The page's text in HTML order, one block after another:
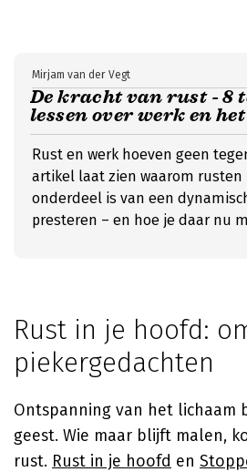
De kracht van rust - 8
lessen over werk en
Mirjam van der Vegt
Rust en werk hoeven geen
artikel laat zien waarom
onderdeel is van een
presteren – en hoe je daar nu
Rust in je hoofd:
piekergedachten
Ontspanning van het lichaam
geest. Wie maar blijft malen,
rust. Rust in je hoofd en